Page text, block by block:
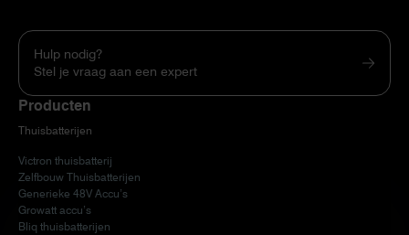
Hulp nodig?
Stel je vraag aan een expert
Producten
Thuisbatterijen
Victron thuisbatterij
Zelfbouw Thuisbatterijen
Generieke 48V Accu’s
Growatt accu’s
Bliq thuisbatterijen